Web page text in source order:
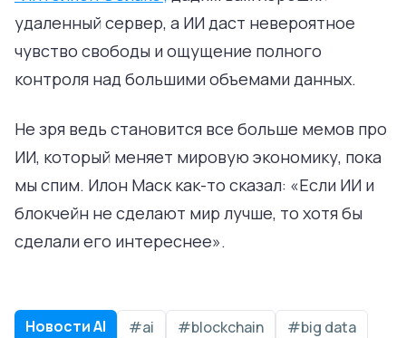
удаленный сервер, а ИИ даст невероятное
чувство свободы и ощущение полного
контроля над большими объемами данных.
Не зря ведь становится все больше мемов про
ИИ, который меняет мировую экономику, пока
мы спим. Илон Маск как-то сказал: «Если ИИ и
блокчейн не сделают мир лучше, то хотя бы
сделали его интереснее».
Новости AI #ai #blockchain #big data